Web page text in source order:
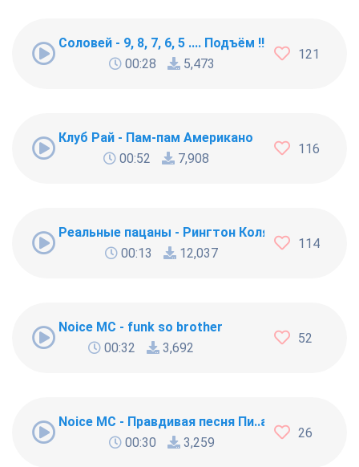
Соловей - 9, 8, 7, 6, 5 .... Подъём !!!
00:28
5,473
121
Клуб Рай - Пам-пам Американо
00:52
7,908
116
Реальные пацаны - Рингтон Коляна
00:13
12,037
114
Noice MC - funk so brother
00:32
3,692
52
Noice MC - Правдивая песня Пи..абола
00:30
3,259
26